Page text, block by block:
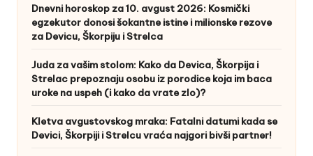
Dnevni horoskop za 10. avgust 2026: Kosmički
egzekutor donosi šokantne istine i milionske rezove
za Devicu, Škorpiju i Strelca
Juda za vašim stolom: Kako da Devica, Škorpija i
Strelac prepoznaju osobu iz porodice koja im baca
uroke na uspeh (i kako da vrate zlo)?
Kletva avgustovskog mraka: Fatalni datumi kada se
Devici, Škorpiji i Strelcu vraća najgori bivši partner!